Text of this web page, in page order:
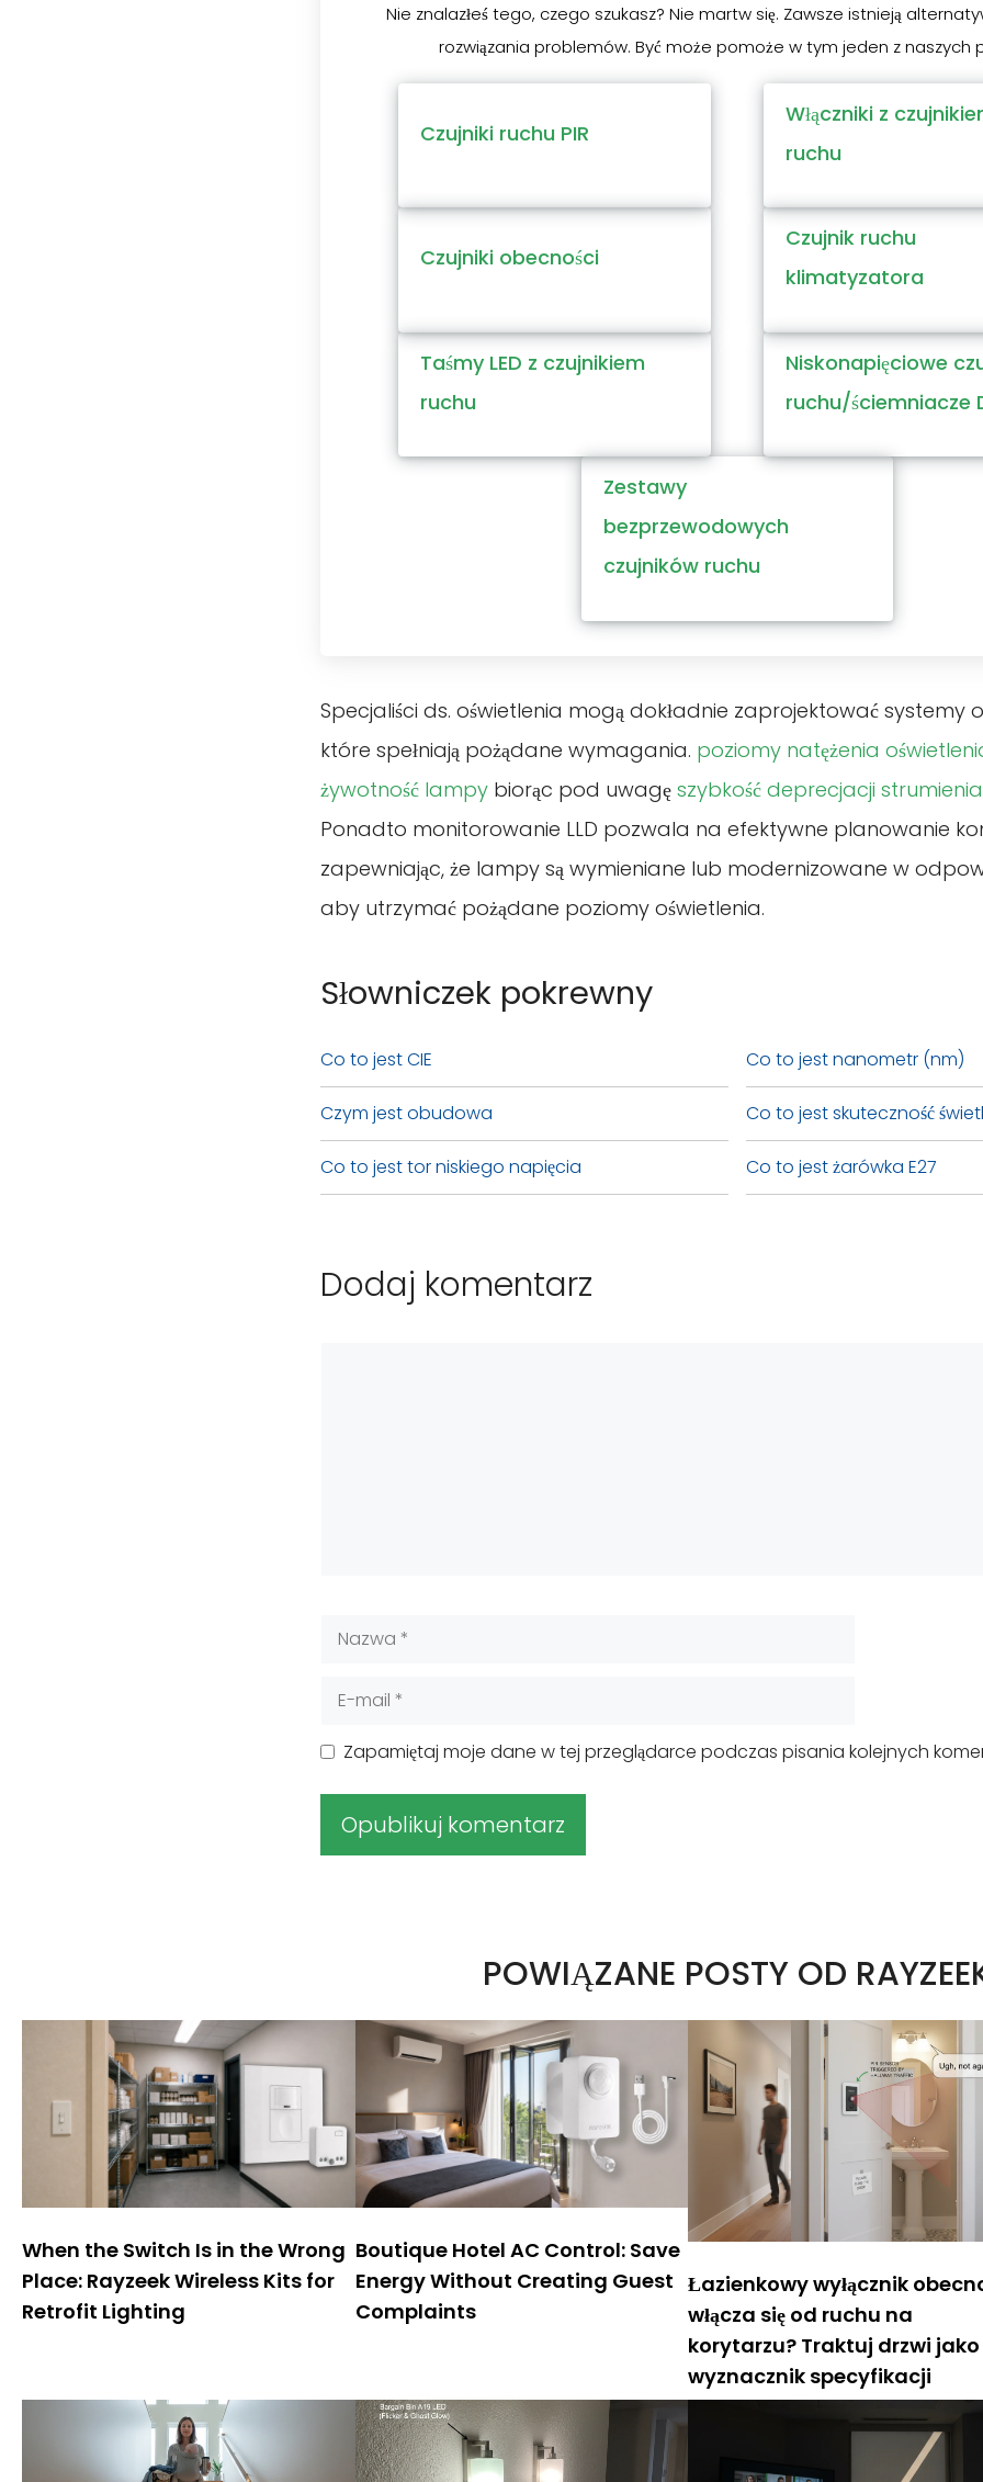
Nie znalazłeś tego, czego szukasz? Nie martw się. Zawsze istnieją
rozwiązania problemów. Być może pomoże w tym jeden z naszych
Czujniki ruchu PIR
Włączniki z
ruchu
Czujniki obecności
Czujnik ruchu
klimatyzatora
Taśmy LED z czujnikiem
ruchu
Niskonapięciowe
ruchu/ściemniacze
Zestawy
bezprzewodowych
czujników ruchu
Specjaliści ds. oświetlenia mogą dokładnie zaprojektować systemy
które spełniają pożądane wymagania. poziomy natężenia
żywotność lampy biorąc pod uwagę szybkość deprecjacji
Ponadto monitorowanie LLD pozwala na efektywne planowanie
zapewniając, że lampy są wymieniane lub modernizowane w
aby utrzymać pożądane poziomy oświetlenia.
Słowniczek pokrewny
Co to jest CIE
Czym jest obudowa
Co to jest tor niskiego napięcia
Co to jest nanometr (nm)
Co to jest skuteczność
Co to jest żarówka E27
Dodaj komentarz
Nazwa
Zapamiętaj moje dane w tej przeglądarce podczas pisania kolejnych
a
y
w
POWIĄZANE POSTY OD
When the Switch Is in the Wrong
Place: Rayzeek Wireless Kits for
Retrofit Lighting
Boutique Hotel AC Control: Save
Energy Without Creating Guest
Complaints
Łazienkowy wyłącznik
włącza się od ruchu na
korytarzu? Traktuj drzwi jako
wyznacznik specyfikacji